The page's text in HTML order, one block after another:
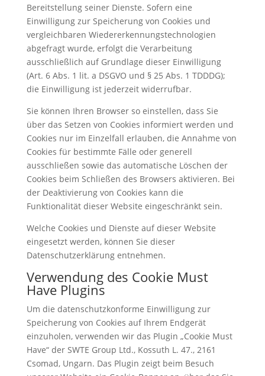
Bereitstellung seiner Dienste. Sofern eine
Einwilligung zur Speicherung von Cookies und
vergleichbaren Wiedererkennungstechnologien
abgefragt wurde, erfolgt die Verarbeitung
ausschließlich auf Grundlage dieser Einwilligung
(Art. 6 Abs. 1 lit. a DSGVO und § 25 Abs. 1 TDDDG);
die Einwilligung ist jederzeit widerrufbar.
Sie können Ihren Browser so einstellen, dass Sie
über das Setzen von Cookies informiert werden und
Cookies nur im Einzelfall erlauben, die Annahme von
Cookies für bestimmte Fälle oder generell
ausschließen sowie das automatische Löschen der
Cookies beim Schließen des Browsers aktivieren. Bei
der Deaktivierung von Cookies kann die
Funktionalität dieser Website eingeschränkt sein.
Welche Cookies und Dienste auf dieser Website
eingesetzt werden, können Sie dieser
Datenschutzerklärung entnehmen.
Verwendung des Cookie Must
Have Plugins
Um die datenschutzkonforme Einwilligung zur
Speicherung von Cookies auf Ihrem Endgerät
einzuholen, verwenden wir das Plugin „Cookie Must
Have“ der SWTE Group Ltd., Kossuth L. 47., 2161
Csomad, Ungarn. Das Plugin zeigt beim Besuch